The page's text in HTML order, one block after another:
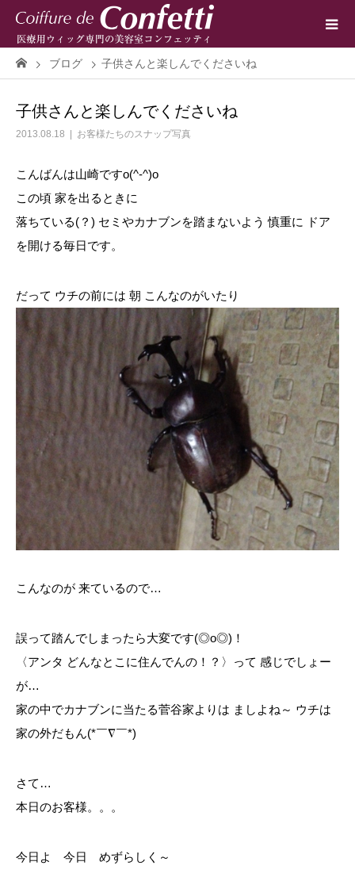
ブログ 子供さんと楽しんでくださいね
子供さんと楽しんでくださいね
2013.08.18 お客様たちのスナップ写真
こんばんは山崎ですo(^-^)o
この頃 家を出るときに
落ちている(？) セミやカナブンを踏まないよう 慎重に ドア
を開ける毎日です。
だって ウチの前には 朝 こんなのがいたり
こんなのが 来ているので…
誤って踏んでしまったら大変です(◎o◎)！
〈アンタ どんなとこに住んでんの！？〉って 感じでしょー
が…
家の中でカナブンに当たる菅谷家よりは ましよね～ ウチは
家の外だもん(*￣∇￣*)
さて…
本日のお客様。。。
今日よ 今日 めずらしく～